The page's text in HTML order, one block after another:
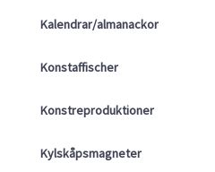
Kalendrar/almanackor
Konstaffischer
Konstreproduktioner
Kylskåpsmagneter